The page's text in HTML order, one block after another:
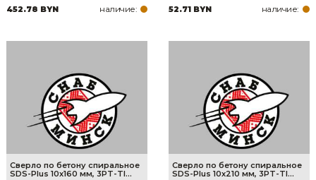
452.78 BYN наличие: 52.71 BYN наличие:
Сверло по бетону спиральное
SDS-Plus 10x160 мм, 3PT-TI...
Сверло по бетону спиральное
SDS-Plus 10x210 мм, 3PT-TI...